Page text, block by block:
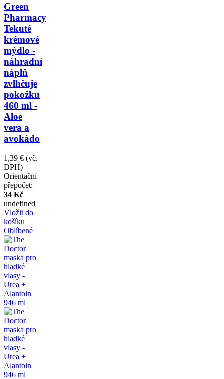
Green
Pharmacy
Tekuté
krémové
mýdlo -
náhradní
náplň
zvlhčuje
pokožku
460 ml -
Aloe
vera a
avokádo
1,39 € (vč.
DPH)
Orientační
přepočet:
34 Kč
undefined
Vložit do
košíku
Oblíbené